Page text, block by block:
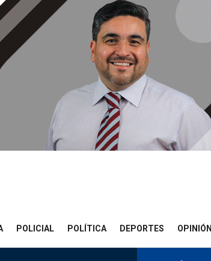
POLICIAL POLÍTICA DEPORTES OPINIÓN